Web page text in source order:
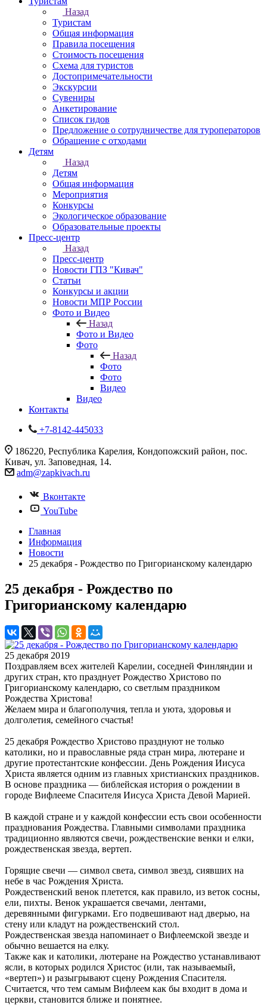
Назад
Туристам
Общая информация
Правила посещения
Стоимость посещения
Схема для туристов
Достопримечательности
Экскурсии
Сувениры
Анкетирование
Список гидов
Предложение о сотрудничестве для туроператоров
Обращение с отходами
Детям
Назад
Детям
Общая информация
Мероприятия
Конкурсы
Экологическое образование
Образовательные проекты
Пресс-центр
Назад
Пресс-центр
Новости ГПЗ "Кивач"
Статьи
Конкурсы и акции
Новости МПР России
Фото и Видео
Назад
Фото и Видео
Фото
Назад
Фото
Фото
Видео
Видео
Контакты
+7-8142-445033
186220, Республика Карелия, Кондопожский район, пос.
Кивач, ул. Заповедная, 14.
adm@zapkivach.ru
Вконтакте
YouTube
Главная
Информация
Новости
25 декабря - Рождество по Григорианскому календарю
25 декабря - Рождество по
Григорианскому календарю
25 декабря 2019
Поздравляем всех жителей Карелии, соседней Финляндии и
других стран, кто празднует Рождество Христово по
Григорианскому календарю, со светлым праздником
Рождества Христова!
Желаем мира и благополучия, тепла и уюта, здоровья и
долголетия, семейного счастья!
25 декабря Рождество Христово празднуют не только
католики, но и православные ряда стран мира, лютеране и
другие протестантские конфессии. День Рождения Иисуса
Христа является одним из главных христианских праздников.
В основе праздника — библейская история о рождении в
городе Вифлееме Спасителя Иисуса Христа Девой Марией.
В каждой стране и у каждой конфессии есть свои особенности
празднования Рождества. Главными символами праздника
традиционно являются свечи, рождественские венки и елки,
рождественская звезда, вертеп.
Горящие свечи — символ света, символ звезд, сиявших на
небе в час Рождения Христа.
Рождественский венок плетется, как правило, из веток сосны,
ели, пихты. Венок украшается свечами, лентами,
деревянными фигурками. Его подвешивают над дверью, на
стену или кладут на рождественский стол.
Рождественская звезда напоминает о Вифлеемской звезде и
обычно вешается на елку.
Также как и католики, лютеране на Рождество устанавливают
ясли, в которых родился Христос (или, так называемый,
«вертеп») и разыгрывают сцену Рождения Спасителя.
Считается, что тем самым Вифлеем как бы входит в дома и
церкви, становится ближе и понятнее.